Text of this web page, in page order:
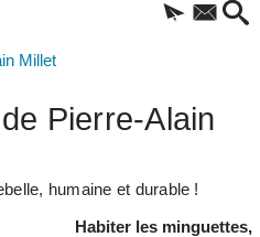
Pierre-Alain
humaine et durable !
Habiter les minguettes,